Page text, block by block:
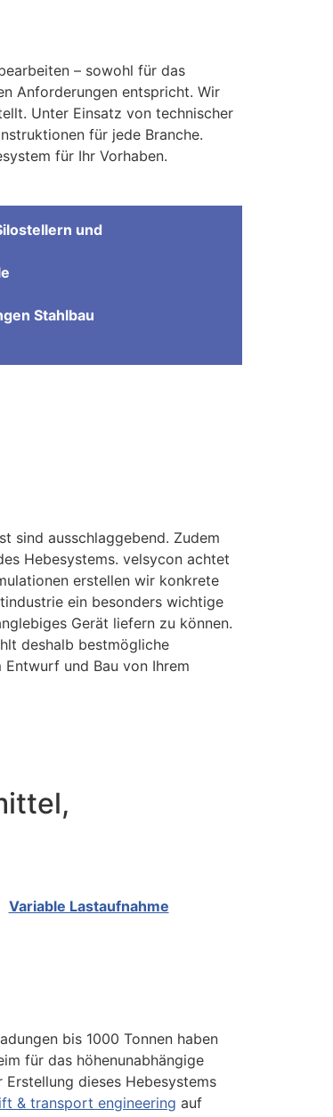
– sowohl für das
Anforderungen entspricht. Wir
Unter Einsatz von technischer
für jede Branche.
für Ihr Vorhaben.
und
Stahlbau
sind ausschlaggebend. Zudem
Hebesystems. velsycon achtet
erstellen wir konkrete
ein besonders wichtige
Gerät liefern zu können.
deshalb bestmögliche
und Bau von Ihrem
Variable Lastaufnahme
bis 1000 Tonnen haben
für das höhenunabhängige
dieses Hebesystems
& transport engineering auf